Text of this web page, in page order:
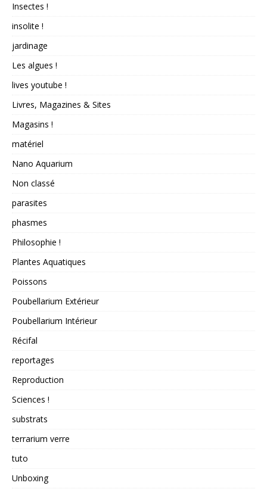
Insectes !
insolite !
jardinage
Les algues !
lives youtube !
Livres, Magazines & Sites
Magasins !
matériel
Nano Aquarium
Non classé
parasites
phasmes
Philosophie !
Plantes Aquatiques
Poissons
Poubellarium Extérieur
Poubellarium Intérieur
Récifal
reportages
Reproduction
Sciences !
substrats
terrarium verre
tuto
Unboxing